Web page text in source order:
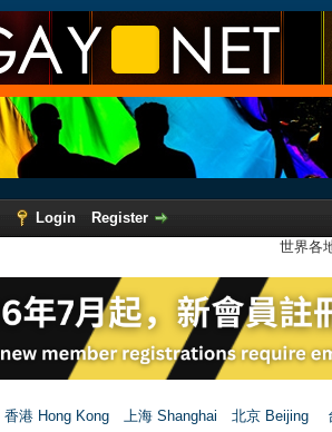
Login
Register
世界各
香港 Hong Kong 上海 Shanghai 北京 Beijing